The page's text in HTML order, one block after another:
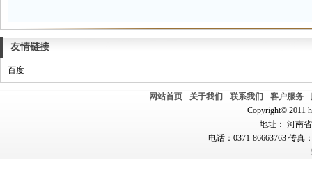
友情链接
百度
网站首页 关于我们 联系我们 客户服务
Copyright© 2011
地址： 河南
电话：0371-86663763 传真